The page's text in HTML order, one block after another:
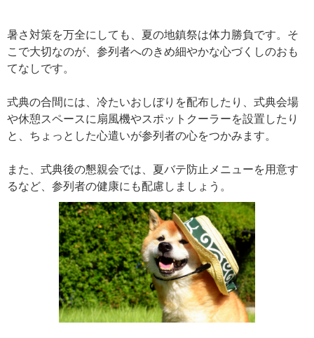
暑さ対策を万全にしても、夏の地鎮祭は体力勝負です。そ
こで大切なのが、参列者へのきめ細やかな心づくしのおも
てなしです。
式典の合間には、冷たいおしぼりを配布したり、式典会場
や休憩スペースに扇風機やスポットクーラーを設置したり
と、ちょっとした心遣いが参列者の心をつかみます。
また、式典後の懇親会では、夏バテ防止メニューを用意す
るなど、参列者の健康にも配慮しましょう。